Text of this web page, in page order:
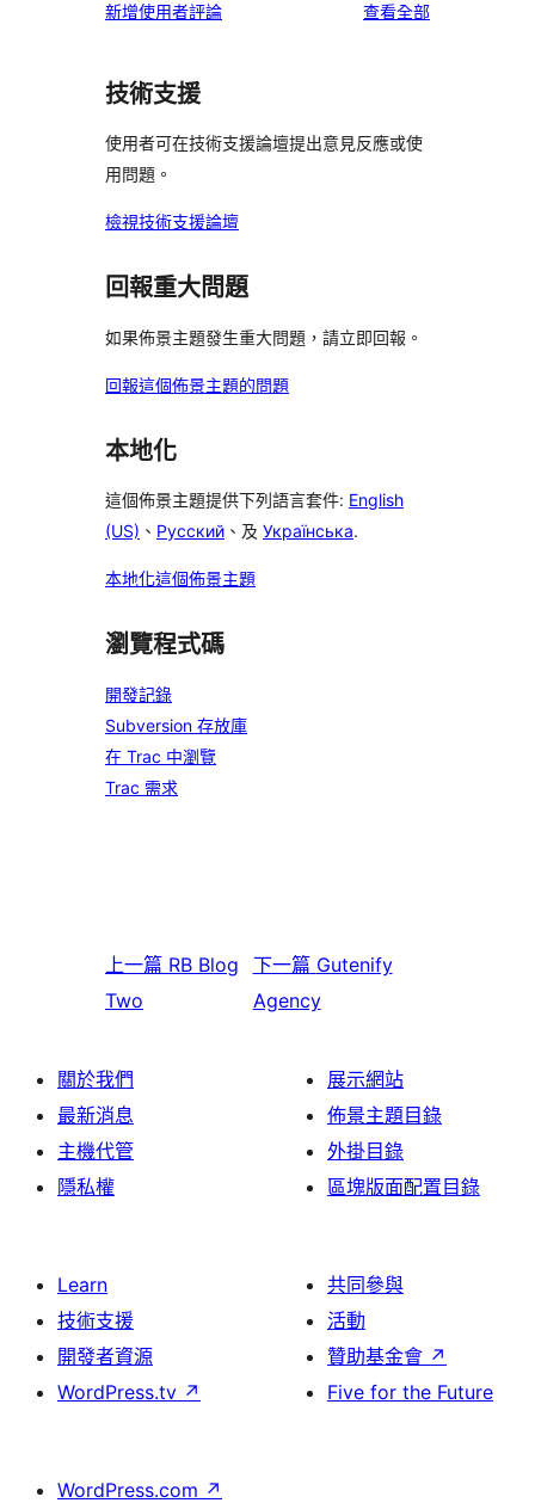
新增使用者評論 查看全部使
技術支援
使用者可在技術支援論壇提出意見反應或使
用問題。
檢視技術支援論壇
回報重大問題
如果佈景主題發生重大問題，請立即回報。
回報這個佈景主題的問題
本地化
這個佈景主題提供下列語言套件: English
(US) 、 Русский 、及 Українська.
本地化這個佈景主題
瀏覽程式碼
開發記錄
Subversion 存放庫
在 Trac 中瀏覽
Trac 需求
上一篇 RB Blog
Two
下一篇 Gutenify
Agency
關於我們
最新消息
主機代管
隱私權
展示網站
佈景主題目錄
外掛目錄
區塊版面配置目錄
Learn
技術支援
開發者資源
WordPress.tv ↗
共同參與
活動
贊助基金會 ↗
Five for the Future
WordPress.com ↗